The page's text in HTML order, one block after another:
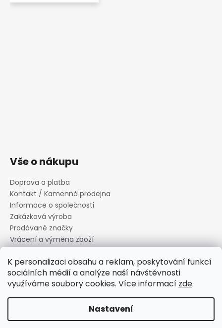
K personalizaci obsahu a reklam, poskytování funkcí
sociálních médií a analýze naší návštěvnosti
využíváme soubory cookies. Více informací zde.
Nastavení
Vše o nákupu
Doprava a platba
Kontakt / Kamenná prodejna
Informace o společnosti
Zakázková výroba
Prodávané značky
Vrácení a výměna zboží
Informace o souborech cookies
Reklamační řád
Obchodní podmínky